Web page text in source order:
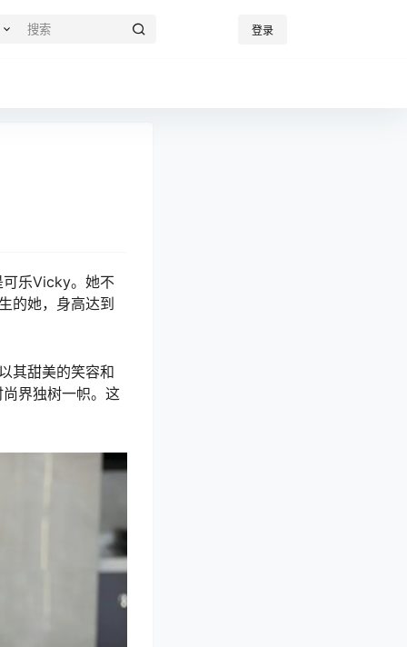
登录
可乐Vicky。她不
的她，身高达到
其甜美的笑容和
界独树一帜。这